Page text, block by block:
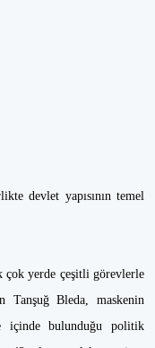
devlet yapısının temel
çok yerde çeşitli görevlerle
Tanşuğ Bleda, maskenin
içinde bulunduğu politik